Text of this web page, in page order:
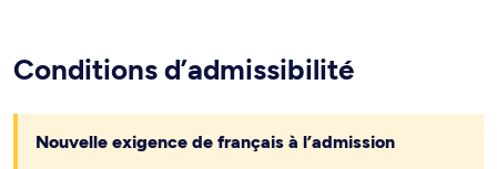
Conditions d’admissibilité
Nouvelle exigence de français à l’admission